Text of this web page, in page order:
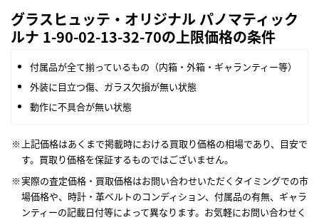
グラスヒュッテ・オリジナル パノマティック
ルナ 1-90-02-13-32-70の上限価格の条件
付属品が全て揃っているもの（内箱・外箱・ギャランティー等）
外装に目立つ傷、ガラス欠損が無い状態
動作に不具合が無い状態
上記価格はあくまで掲載時における買取り価格の相場であり、目安で
す。買取り価格を保証するものではございません。
実際の査定価格・買取価格はお問い合わせいただくタイミングでの市
場価格や、時計・革ベルトのコンディション、付属品の有無、ギャラ
ンティーの記載日付等によって異なります。お気軽にお問い合わせく